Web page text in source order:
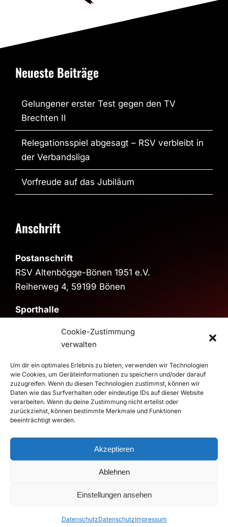
Cookie-Zustimmung
verwalten
Um dir ein optimales Erlebnis zu bieten, verwenden wir Technologien
wie Cookies, um Geräteinformationen zu speichern und/oder darauf
zuzugreifen. Wenn du diesen Technologien zustimmst, können wir
Daten wie das Surfverhalten oder eindeutige IDs auf dieser Website
verarbeiten. Wenn du deine Zustimmung nicht erteilst oder
zurückziehst, können bestimmte Merkmale und Funktionen
beeinträchtigt werden.
Akzeptieren
Ablehnen
Einstellungen ansehen
DatenschutzDatenschutzImpressum
Neueste Beiträge
Gelungener erster Test gegen den TV
Brechten II
Relegationsspiel abgesagt – RSV verbleibt in
der Verbandsliga
Vorfreude auf das Jubiläum
Anschrift
Postanschrift
RSV Altenbögge-Bönen 1951 e.V.
Reiherweg 4, 59199 Bönen
Sporthalle
Pestalozzistraße, 59199 Bönen
© 2026 RSV Altenbögge-Bönen 1951 e.V. Handball - Die
Roten Teufel |Impressum|Datenschutz
Realisierungduwomedia